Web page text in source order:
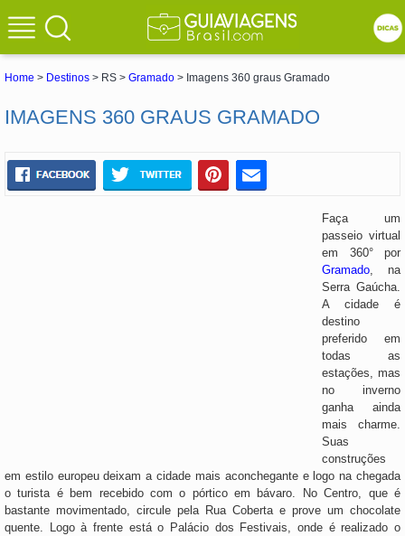
Home > Destinos > RS > Gramado > Imagens 360 graus Gramado
IMAGENS 360 GRAUS GRAMADO
Faça um
passeio virtual
em 360° por
Gramado, na
Serra Gaúcha.
A cidade é
destino
preferido em
todas as
estações, mas
no inverno
ganha ainda
mais charme.
Suas
construções
em estilo europeu deixam a cidade mais aconchegante e logo na chegada
o turista é bem recebido com o pórtico em bávaro. No Centro, que é
bastante movimentado, circule pela Rua Coberta e prove um chocolate
quente. Logo à frente está o Palácio dos Festivais, onde é realizado o